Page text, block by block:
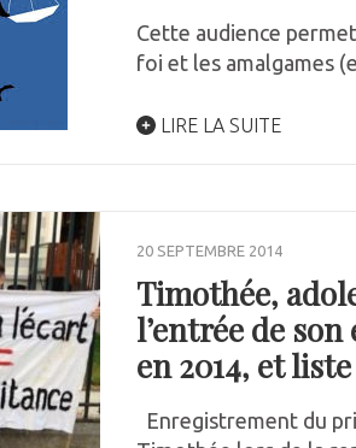
Cette audience
foi et les amalgames
LIRE LA SUITE
20 SEPTEMBRE 2014
Timothée,
l’entrée de son
en 2014, et
Enregistrement du